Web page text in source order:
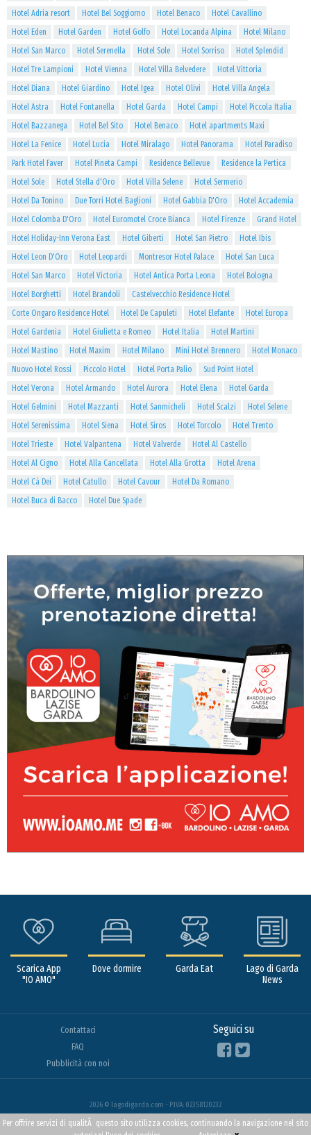
Hotel Adria resort
Hotel Bel Soggiorno Hotel Benaco
Hotel Cavallino
Hotel Eden
Hotel Garden Hotel Golfo Hotel Locanda Alpina
Hotel Milano
Hotel San Marco
Hotel Serenella Hotel Sole Hotel Sorriso
Hotel Splendid
Hotel Tre Lampioni
Hotel Vienna Hotel Villa Belvedere
Hotel Vittoria
Hotel Diana
Hotel Giardino Hotel Igea Hotel Olivi
Hotel Villa Angela
Hotel Astra
Hotel Fontanella Hotel Garda Hotel Campi
Hotel Piccola Italia
Hotel Bazzanega
Hotel Bel Sito Hotel Benaco
Hotel apartments Maxi
Hotel La Fenice
Hotel Lucia Hotel Miralago Hotel Panorama
Hotel Paradiso
Park Hotel Faver
Hotel Pineta Campi Residence Bellevue
Residence la Pertica
Hotel Sole
Hotel Stella d'Oro Hotel Villa Selene
Hotel Sermerio
Hotel Da Tonino
Due Torri Hotel Baglioni Hotel Gabbia D'Oro
Hotel Accademia
Hotel Colomba D'Oro
Hotel Euromotel Croce Bianca Hotel Firenze
Grand Hotel
Hotel Holiday-Inn Verona East
Hotel Giberti Hotel San Pietro
Hotel Ibis
Hotel Leon D'Oro
Hotel Leopardi Montresor Hotel Palace
Hotel San Luca
Hotel San Marco
Hotel Victoria Hotel Antica Porta Leona
Hotel Bologna
Hotel Borghetti
Hotel Brandoli
Castelvecchio Residence Hotel
Corte Ongaro Residence Hotel
Hotel De Capuleti Hotel Elefante
Hotel Europa
Hotel Gardenia
Hotel Giulietta e Romeo Hotel Italia
Hotel Martini
Hotel Mastino
Hotel Maxim Hotel Milano Mini Hotel Brennero
Hotel Monaco
Nuovo Hotel Rossi
Piccolo Hotel Hotel Porta Palio
Sud Point Hotel
Hotel Verona
Hotel Armando Hotel Aurora Hotel Elena
Hotel Garda
Hotel Gelmini
Hotel Mazzanti Hotel Sanmicheli Hotel Scalzi
Hotel Selene
Hotel Serenissima
Hotel Siena Hotel Siros Hotel Torcolo
Hotel Trento
Hotel Trieste
Hotel Valpantena Hotel Valverde
Hotel Al Castello
Hotel Al Cigno
Hotel Alla Cancellata Hotel Alla Grotta
Hotel Arena
Hotel Cà Dei
Hotel Catullo Hotel Cavour
Hotel Da Romano
Hotel Buca di Bacco
Hotel Due Spade
Scarica App
"IO AMO"
Dove dormire Garda Eat
Lago di Garda
News
Contattaci
FAQ
Pubblicità con noi
Seguici su
2026 © lagodigarda.com - P.IVA: 02358120232
Per offrire servizi di qualitÃ questo sito utilizza cookies, continuando la navigazione nel sito